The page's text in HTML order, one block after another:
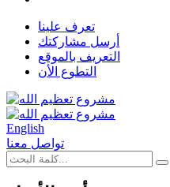
تعرف علينا
أرسل مشاركتك
التعريف بالموقع
التطوع الأن
English
تواصل معنا